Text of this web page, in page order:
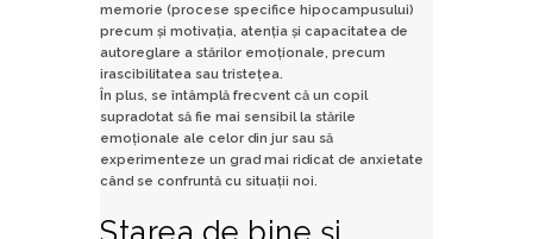
memorie (procese specifice hipocampusului)
precum și motivația, atenția și capacitatea de
autoreglare a stărilor emoționale, precum
irascibilitatea sau tristețea.
În plus, se întâmplă frecvent că un copil
supradotat să fie mai sensibil la stările
emoționale ale celor din jur sau să
experimenteze un grad mai ridicat de anxietate
când se confruntă cu situații noi.
Starea de bine și